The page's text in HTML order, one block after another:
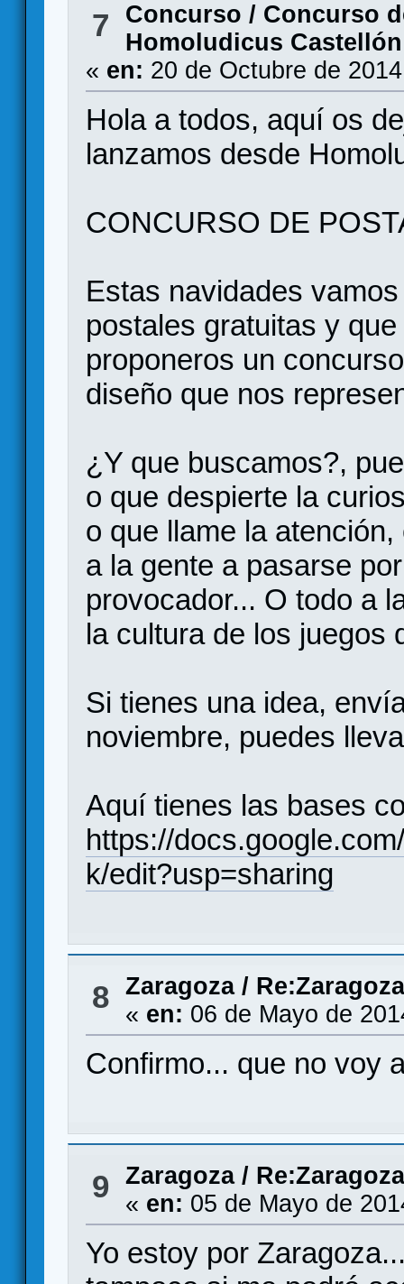
7 Concurso / Concurso
Homoludicus Castellón
« en: 20 de Octubre de
Hola a todos, aquí os
lanzamos desde
CONCURSO DE
Estas navidades
postales gratuitas y
proponeros un
diseño que nos
¿Y que buscamos?,
o que despierte la
o que llame la
a la gente a pasarse
provocador... O todo a
la cultura de los juegos
Si tienes una idea,
noviembre, puedes
Aquí tienes las bases
https://
k/edit?usp=sharing
8 Zaragoza/
« en: 06 de Mayo de
Confirmo... que no voy
9 Zaragoza/
« en: 05 de Mayo de
Yo estoy por